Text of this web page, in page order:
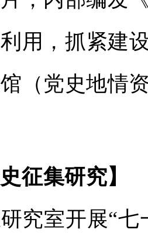
用，抓紧建
（党史地情
史征集研究
究室开展“